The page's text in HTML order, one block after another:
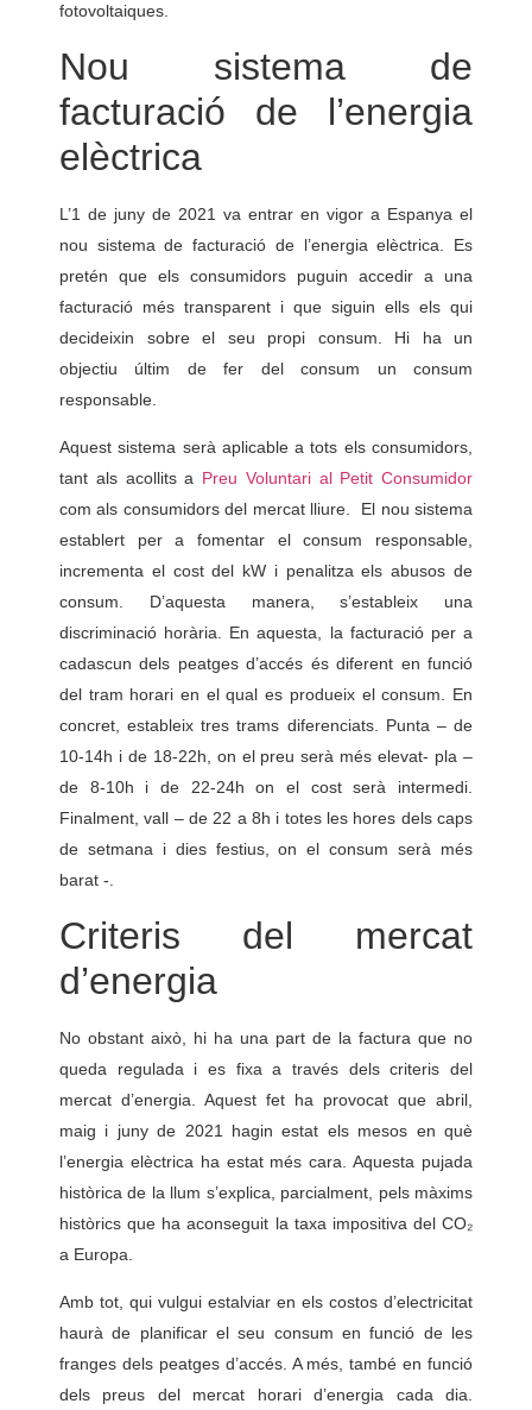
fotovoltaiques.
Nou sistema de
facturació de l’energia
elèctrica
L’1 de juny de 2021 va entrar en vigor a Espanya el
nou sistema de facturació de l’energia elèctrica. Es
pretén que els consumidors puguin accedir a una
facturació més transparent i que siguin ells els qui
decideixin sobre el seu propi consum. Hi ha un
objectiu últim de fer del consum un consum
responsable.
Aquest sistema serà aplicable a tots els consumidors,
tant als acollits a Preu Voluntari al Petit Consumidor
com als consumidors del mercat lliure. El nou sistema
establert per a fomentar el consum responsable,
incrementa el cost del kW i penalitza els abusos de
consum. D’aquesta manera, s’estableix una
discriminació horària. En aquesta, la facturació per a
cadascun dels peatges d’accés és diferent en funció
del tram horari en el qual es produeix el consum. En
concret, estableix tres trams diferenciats. Punta – de
10-14h i de 18-22h, on el preu serà més elevat- pla –
de 8-10h i de 22-24h on el cost serà intermedi.
Finalment, vall – de 22 a 8h i totes les hores dels caps
de setmana i dies festius, on el consum serà més
barat -.
Criteris del mercat
d’energia
No obstant això, hi ha una part de la factura que no
queda regulada i es fixa a través dels criteris del
mercat d’energia. Aquest fet ha provocat que abril,
maig i juny de 2021 hagin estat els mesos en què
l’energia elèctrica ha estat més cara. Aquesta pujada
històrica de la llum s’explica, parcialment, pels màxims
històrics que ha aconseguit la taxa impositiva del CO₂
a Europa.
Amb tot, qui vulgui estalviar en els costos d’electricitat
haurà de planificar el seu consum en funció de les
franges dels peatges d’accés. A més, també en funció
dels preus del mercat horari d’energia cada dia.